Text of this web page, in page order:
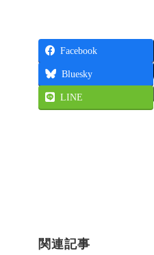
Facebook
Bluesky
LINE
関連記事